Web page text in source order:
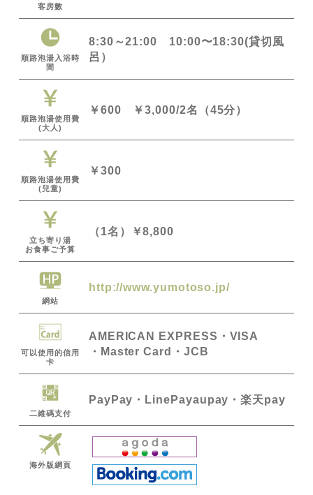
客房數
順路泡湯入浴時
間
8:30～21:00 10:00〜18:30(貸切風
呂）
順路泡湯使用費
(大人)
￥600 ￥3,000/2名（45分）
順路泡湯使用費
(兒童)
￥300
立ち寄り湯
お食事ご予算
（1名）￥8,800
網站
http://www.yumotoso.jp/
可以使用的信用
卡
AMERICAN EXPRESS
VISA
Master Card
JCB
二維碼支付
PayPay LinePayaupay・楽天pay
海外版網頁